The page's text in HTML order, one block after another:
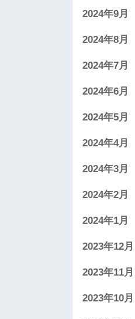
2024年9月
2024年8月
2024年7月
2024年6月
2024年5月
2024年4月
2024年3月
2024年2月
2024年1月
2023年12月
2023年11月
2023年10月